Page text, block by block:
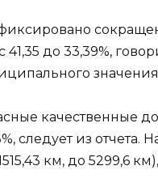
до 33,39%,
качественные
следует из отчета.
км, до 5299,6